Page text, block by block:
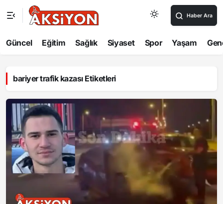
Haber Ara
Güncel Eğitim Sağlık Siyaset Spor Yaşam
bariyer trafik kazası Etiketleri